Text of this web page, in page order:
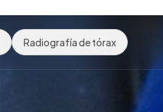
Radiografía de tórax